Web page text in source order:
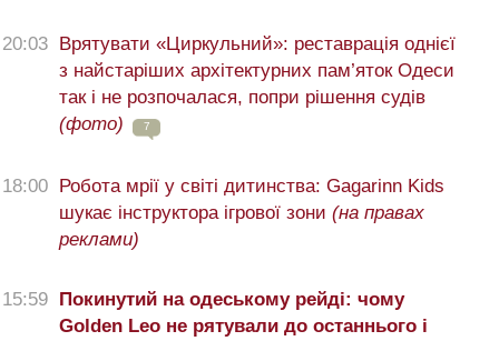
20:03
Врятувати «Циркульний»: реставрація однієї
з найстаріших архітектурних пам’яток Одеси
так і не розпочалася, попри рішення судів
(фото)
7
18:00
Робота мрії у світі дитинства: Gagarinn Kids
шукає інструктора ігрової зони (на правах
реклами)
15:59
Покинутий на одеському рейді: чому
Golden Leo не рятували до останнього і